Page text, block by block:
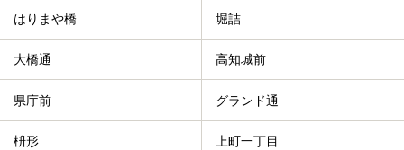
はりまや橋 堀詰
大橋通 高知城前
県庁前 グランド通
枡形 上町一丁目